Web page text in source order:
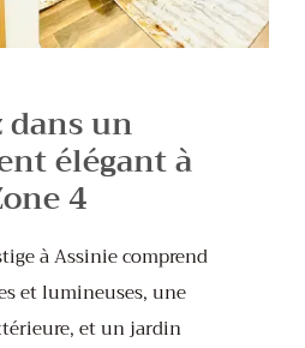
dans un
élégant à
4
à Assinie comprend
et lumineuses, une
et un jardin